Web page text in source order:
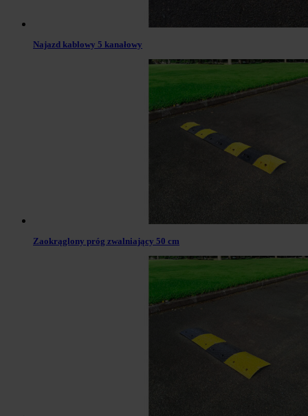
Najazd kablowy 5 kanałowy
Zaokrąglony próg zwalniający 50 cm